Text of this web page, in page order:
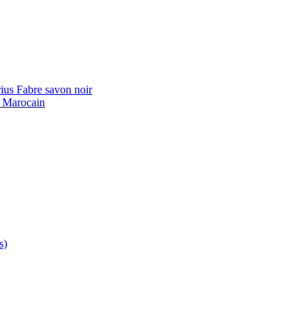
Fabre savon noir